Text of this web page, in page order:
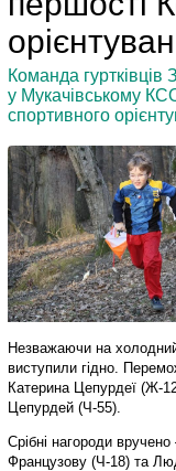
Команда гуртківців
у Мукачівському
спортивного
Незважаючи на холодний
виступили гідно.
Катерина Цепурдеї (Ж-
Цепурдей (Ч-55).
Срібні нагороди
Французову (Ч-18) та